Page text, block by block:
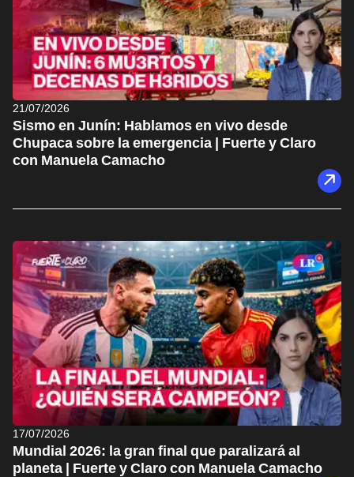
21/07/2026
Sismo en Junín: Hablamos en vivo desde
Chupaca sobre la emergencia | Fuerte y Claro
con Manuela Camacho
17/07/2026
Mundial 2026: la gran final que paralizará al
planeta | Fuerte y Claro con Manuela Camacho